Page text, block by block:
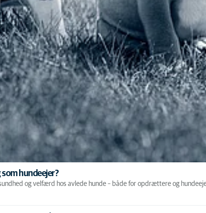
hundeejer?
og velfærd hos avlede hunde – både for opdrættere og